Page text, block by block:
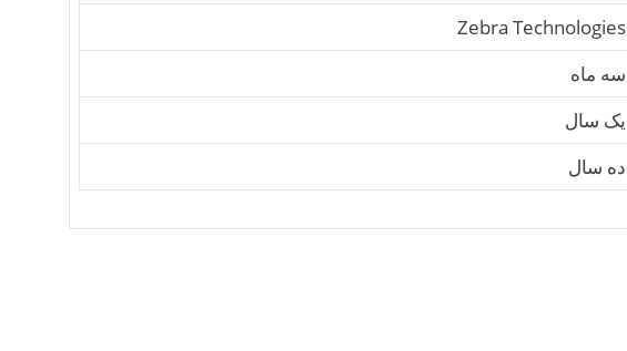
Zebra Technologies
سه ماه
یک سال
ده سال